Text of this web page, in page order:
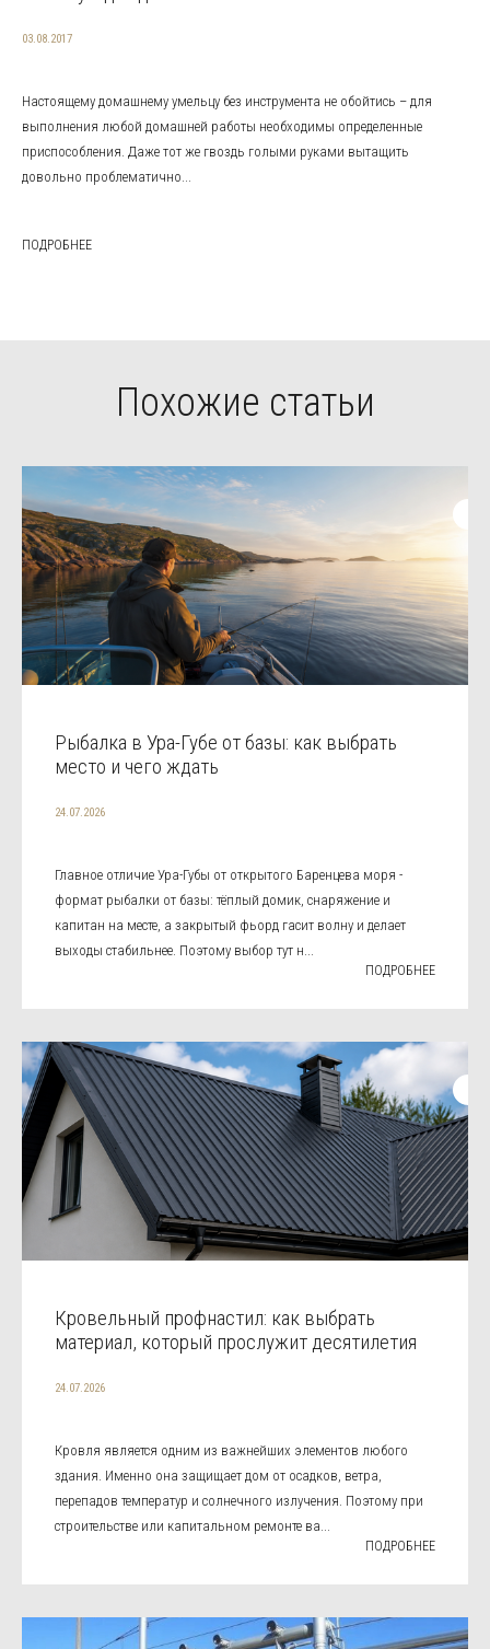
03.08.2017
Настоящему домашнему умельцу без инструмента не обойтись – для
выполнения любой домашней работы необходимы определенные
приспособления. Даже тот же гвоздь голыми руками вытащить
довольно проблематично...
ПОДРОБНЕЕ
Похожие статьи
Рыбалка в Ура-Губе от базы: как выбрать
место и чего ждать
24.07.2026
Главное отличие Ура-Губы от открытого Баренцева моря -
формат рыбалки от базы: тёплый домик, снаряжение и
капитан на месте, а закрытый фьорд гасит волну и делает
выходы стабильнее. Поэтому выбор тут н...
ПОДРОБНЕЕ
Кровельный профнастил: как выбрать
материал, который прослужит десятилетия
24.07.2026
Кровля является одним из важнейших элементов любого
здания. Именно она защищает дом от осадков, ветра,
перепадов температур и солнечного излучения. Поэтому при
строительстве или капитальном ремонте ва...
ПОДРОБНЕЕ